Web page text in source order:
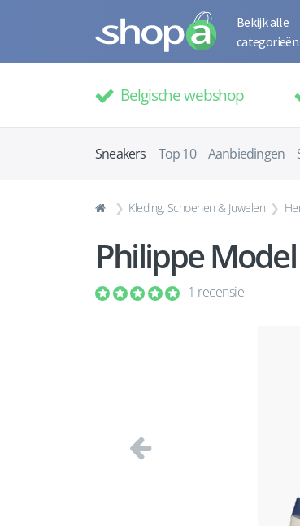
Bekijk alle
categorieën
Belgische webshop
Sneakers Top 10 Aanbiedingen
Kleding, Schoenen & Juwelen
Philippe
1 recensie
Vorige